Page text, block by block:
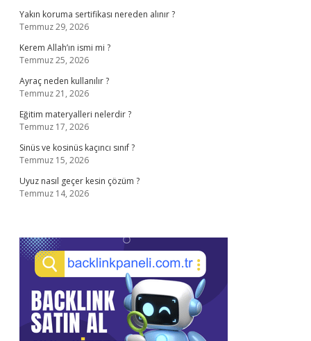
Yakın koruma sertifikası nereden alınır ?
Temmuz 29, 2026
Kerem Allah’ın ismi mi ?
Temmuz 25, 2026
Ayraç neden kullanılır ?
Temmuz 21, 2026
Eğitim materyalleri nelerdir ?
Temmuz 17, 2026
Sinüs ve kosinüs kaçıncı sınıf ?
Temmuz 15, 2026
Uyuz nasıl geçer kesin çözüm ?
Temmuz 14, 2026